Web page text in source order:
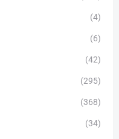
(4)
(6)
(42)
(295)
(368)
(34)